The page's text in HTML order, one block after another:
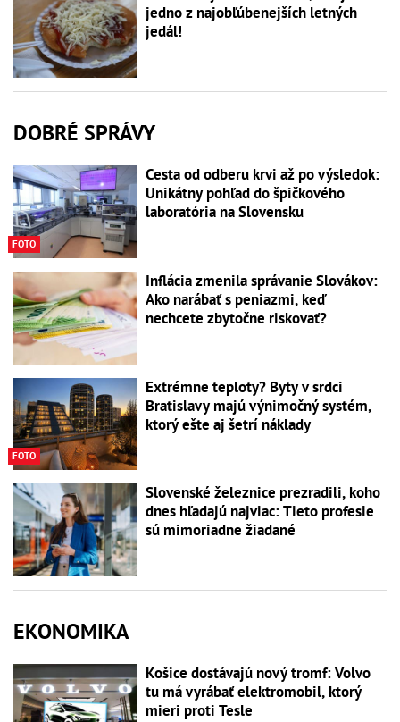
jedno z najobľúbenejších letných
jedál!
DOBRÉ SPRÁVY
FOTO
Cesta od odberu krvi až po výsledok:
Unikátny pohľad do špičkového
laboratória na Slovensku
Inflácia zmenila správanie Slovákov:
Ako narábať s peniazmi, keď
nechcete zbytočne riskovať?
FOTO
Extrémne teploty? Byty v srdci
Bratislavy majú výnimočný systém,
ktorý ešte aj šetrí náklady
Slovenské železnice prezradili, koho
dnes hľadajú najviac: Tieto profesie
sú mimoriadne žiadané
EKONOMIKA
Košice dostávajú nový tromf: Volvo
tu má vyrábať elektromobil, ktorý
mieri proti Tesle